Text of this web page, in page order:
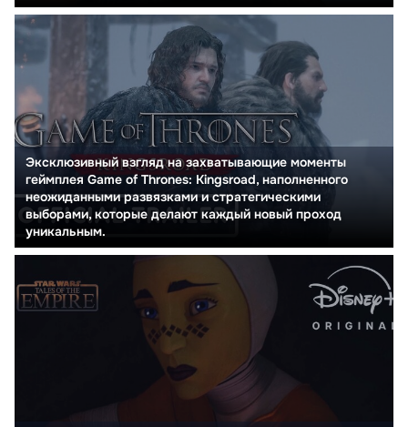
Эксклюзивный взгляд на захватывающие моменты
геймплея Game of Thrones: Kingsroad, наполненного
неожиданными развязками и стратегическими
выборами, которые делают каждый новый проход
уникальным.